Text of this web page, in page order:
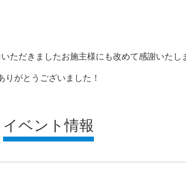
ただきましたお施主様にも改めて感謝いたし
りがとうございました！
イベント情報